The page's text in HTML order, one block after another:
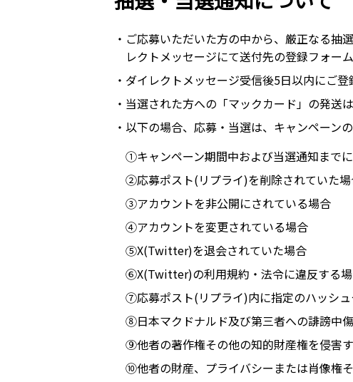
・ご応募いただいた方の中から、厳正なる
レクトメッセージにて送付先の登録フォー
・ダイレクトメッセージ受信後5日以内にご
・当選された方への「マックカード」の発送
・以下の場合、応募・当選は、キャンペーン
①キャンペーン期間中および当選通知まで
②応募ポスト(リプライ)を削除されていた
③アカウントを非公開にされている場合
④アカウントを変更されている場合
⑤X(Twitter)を退会されていた場合
⑥X(Twitter)の利用規約・法令に違反する
⑦応募ポスト(リプライ)内に指定のハッシ
⑧日本マクドナルド及び第三者への誹謗中
⑨他者の著作権その他の知的財産権を侵害
⑩他者の財産、プライバシーまたは肖像権